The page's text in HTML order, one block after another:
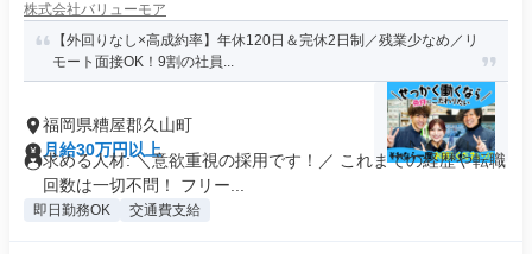
株式会社バリューモア
【外回りなし×高成約率】年休120日＆完休2日制／残業少なめ／リ
モート面接OK！9割の社員...
福岡県糟屋郡久山町
月給30万円以上
求める人材: ＼意欲重視の採用です！／ これまでの経歴や転職
回数は一切不問！ フリー...
即日勤務OK 交通費支給